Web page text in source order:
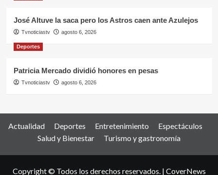
José Altuve la saca pero los Astros caen ante Azulejos
Tvnoticiastv agosto 6, 2026
Deportes
Patricia Mercado dividió honores en pesas
Tvnoticiastv agosto 6, 2026
Actualidad Deportes Entretenimiento
Espectáculos
Salud y Bienestar
Turismo y gastronomía
Copyright © Todos los derechos reservados. | CoverNews